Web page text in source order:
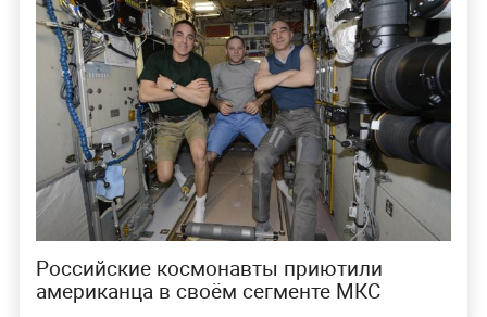
Российские космонавты приютили
американца в своём сегменте МКС